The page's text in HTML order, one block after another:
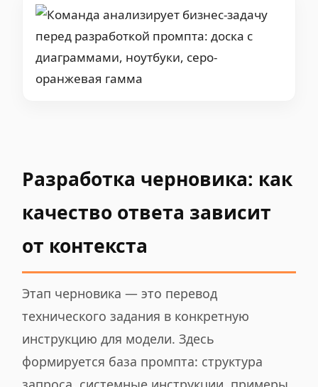
Разработка черновика: как
качество ответа зависит
от контекста
Этап черновика — это перевод
технического задания в конкретную
инструкцию для модели. Здесь
формируется база промпта: структура